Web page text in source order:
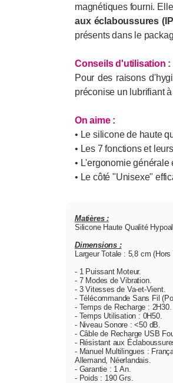
magnétiques fourni.
aux éclaboussures
présents dans le
Conseils d'utilisation :
Pour des raisons
préconise un lubrifiant
On aime :
• Le silicone de haute
• Les 7 fonctions et
• L'ergonomie générale
• Le côté "Unisexe"
Matières :
Silicone Haute Qualité
Dimensions :
Largeur Totale : 5,8 cm (Hors
- 1 Puissant Moteur.
- 7 Modes de Vibration.
- 3 Vitesses de Va-et-Vient.
- Télécommande Sans Fil
- Temps de Recharge : 2H30.
- Temps Utilisation : 0H50.
- Niveau Sonore : <50 dB.
- Câble de Recharge USB
- Résistant aux
- Manuel Multilingues :
Allemand, Néerlandais.
- Garantie : 1 An.
- Poids : 190 Grs.